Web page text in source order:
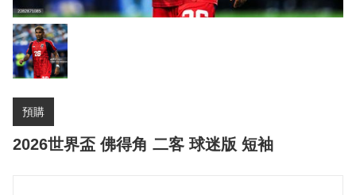
預購
2026世界盃 佛得角 二客 球迷版 短袖